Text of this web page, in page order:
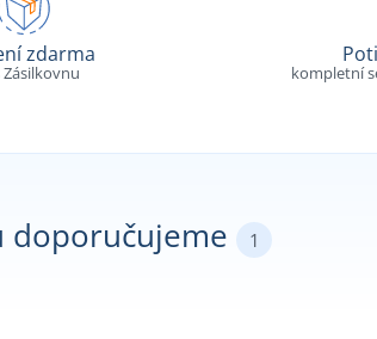
zdarma
Zásilkovnu kompletní
doporučujeme 1